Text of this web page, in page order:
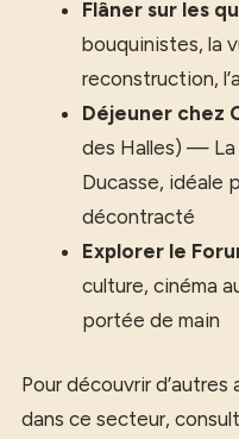
Flâner sur les
bouquinistes, la
reconstruction,
Déjeuner chez
des Halles) — La
Ducasse, idéale
décontracté
Explorer le
culture, cinéma
portée de main
Pour découvrir
dans ce secteur,